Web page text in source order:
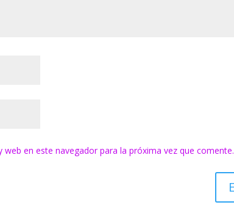
en este navegador para la próxima vez que comente.